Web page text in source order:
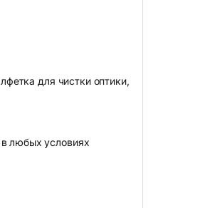
для чистки оптики,
любых условиях